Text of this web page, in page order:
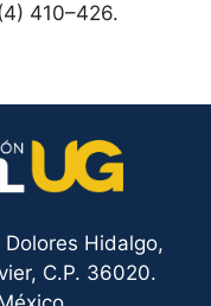
410–426.
Hidalgo,
C.P. 36020.